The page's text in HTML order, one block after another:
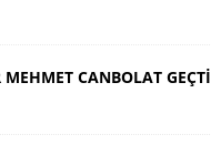
MEHMET CANBOLAT GEÇTİ